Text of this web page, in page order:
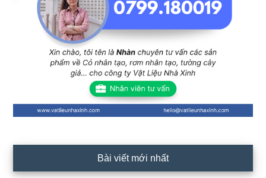
Bài viết mới nhất